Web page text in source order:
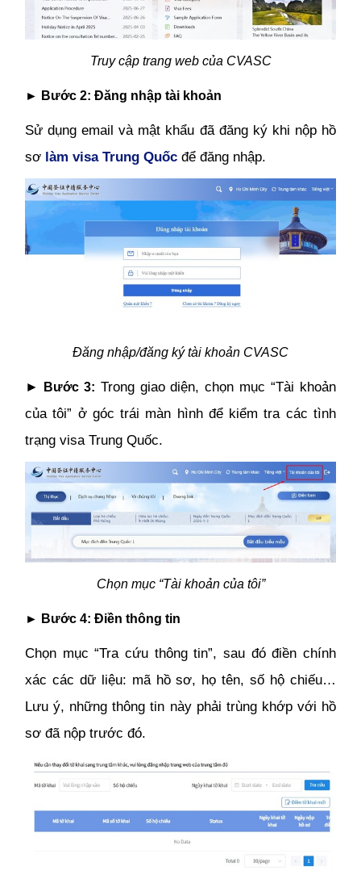
Truy cập trang web của CVASC
► Bước 2: Đăng nhập tài khoản
Sử dụng email và mật khẩu đã đăng ký khi nộp hồ
sơ làm visa Trung Quốc để đăng nhập.
Đăng nhập/đăng ký tài khoản CVASC
► Bước 3: Trong giao diện, chọn mục “Tài khoản
của tôi” ở góc trái màn hình để kiểm tra các tình
trạng visa Trung Quốc.
Chọn mục “Tài khoản của tôi”
► Bước 4: Điền thông tin
Chọn mục “Tra cứu thông tin”, sau đó điền chính
xác các dữ liệu: mã hồ sơ, họ tên, số hộ chiếu…
Lưu ý, những thông tin này phải trùng khớp với hồ
sơ đã nộp trước đó.